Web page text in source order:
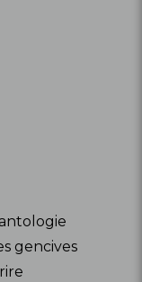
gencives